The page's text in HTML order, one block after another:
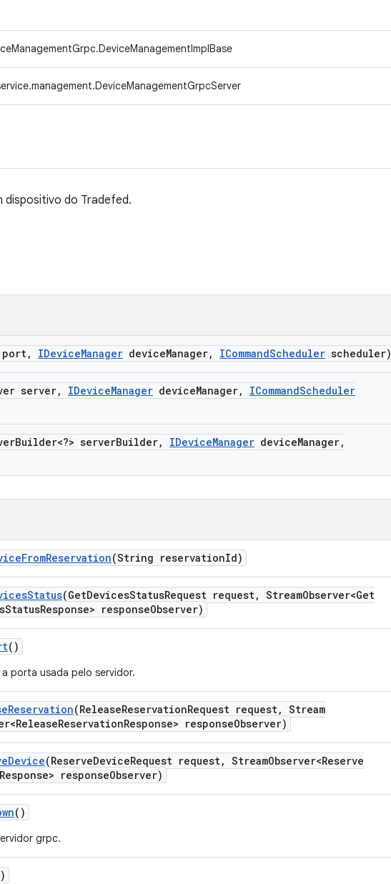
dispositivo do Tradefed.
, IDeviceManager deviceManager, ICommandScheduler scheduler)
server, IDeviceManager deviceManager, ICommandScheduler
Builder<?> serverBuilder, IDeviceManager deviceManager,
FromReservation(String reservationId)
Status(GetDevicesStatusRequest request, StreamObserver<Get
StatusResponse> responseObserver)
()
porta usada pelo servidor.
Reservation(ReleaseReservationRequest request, Stream
ReservationResponse> responseObserver)
Device(ReserveDeviceRequest request, StreamObserver<Reserve
Response> responseObserver)
()
grpc.